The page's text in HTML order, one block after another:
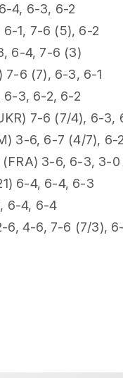
4, 6-3, 6-2
6-1, 7-6 (5), 6-2
6-4, 7-6 (3)
7-6 (7), 6-3, 6-1
6-3, 6-2, 6-2
7-6 (7/4), 6-3,
3-6, 6-7 (4/7), 6-
3-6, 6-3, 3-0
6-4, 6-4, 6-3
6-4, 6-4
6, 4-6, 7-6 (7/3),